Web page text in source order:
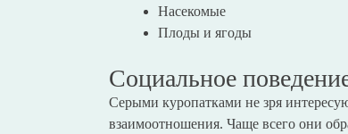
Насекомые
Плоды и ягоды
Социальное
Серыми куропатками не зря
взаимоотношения. Чаще всего они